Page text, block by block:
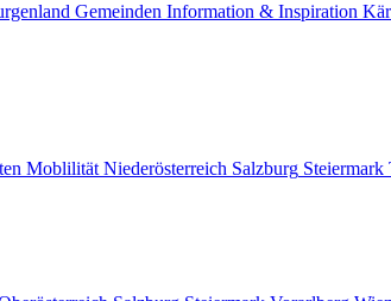
Gemeinden Information & Inspiration
Moblilität Niederösterreich Salzburg Steiermark